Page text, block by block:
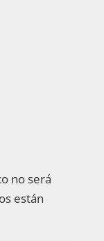
no será
están